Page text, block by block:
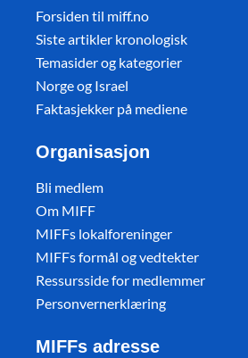
Forsiden til miff.no
Siste artikler kronologisk
Temasider og kategorier
Norge og Israel
Faktasjekker på mediene
Organisasjon
Bli medlem
Om MIFF
MIFFs lokalforeninger
MIFFs formål og vedtekter
Ressursside for medlemmer
Personvernerklæring
MIFFs adresse